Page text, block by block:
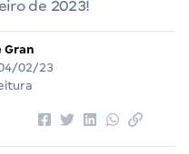
de 2023!
Gran
02/23